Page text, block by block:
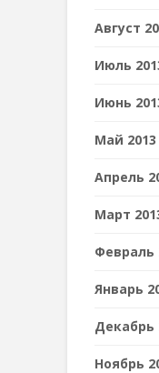
Август
Июль
Июнь
Май 2013
Апрель
Март
Февраль
Январь
Декабрь
Ноябрь